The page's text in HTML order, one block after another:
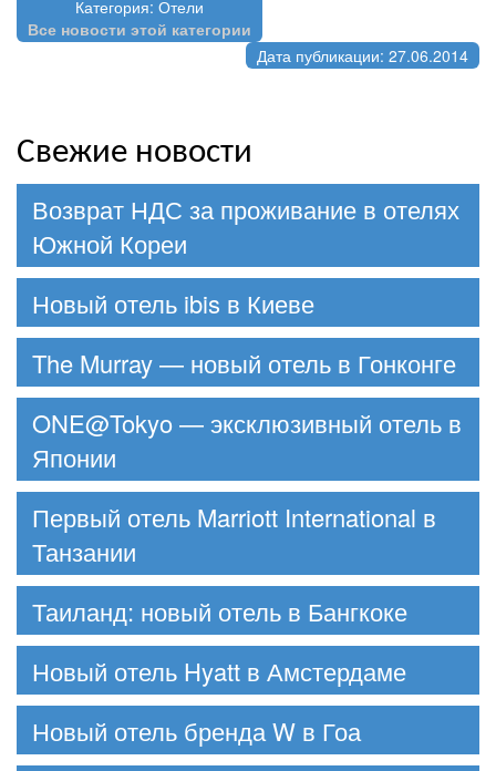
Категория: Отели
Все новости этой категории
Дата публикации: 27.06.2014
Свежие новости
Возврат НДС за проживание в отелях
Южной Кореи
Новый отель ibis в Киеве
The Murray — новый отель в Гонконге
ONE@Tokyo — эксклюзивный отель в
Японии
Первый отель Marriott International в
Танзании
Таиланд: новый отель в Бангкоке
Новый отель Hyatt в Амстердаме
Новый отель бренда W в Гоа